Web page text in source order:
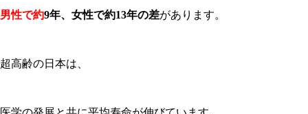
男性で約9年、女性で約13年の差があります。
超高齢の日本は、